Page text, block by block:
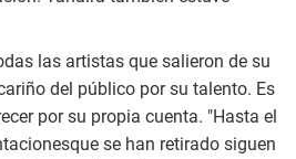
las artistas que salieron de su
del público por su talento. Es
por su propia cuenta. "Hasta el
se han retirado siguen